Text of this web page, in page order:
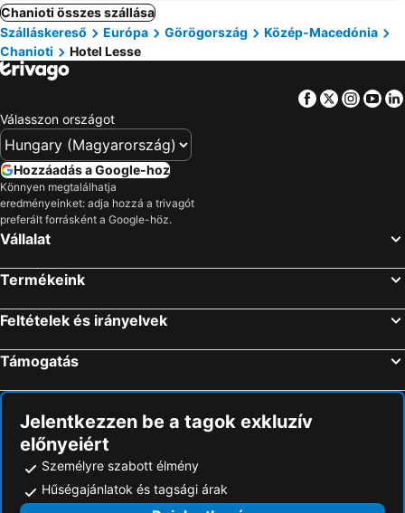
Chanioti összes szállása
Szálláskereső
Európa Görögország
Közép-Macedónia
Chanioti
Hotel Lesse
Facebook
Twitter
Válasszon országot
Hozzáadás a Google-hoz
Könnyen megtalálhatja
eredményeinket: adja hozzá a trivagót
preferált forrásként a Google-höz.
Vállalat
Termékeink
Feltételek és irányelvek
Támogatás
Jelentkezzen be a tagok exkluzív
előnyeiért
Személyre szabott élmény
Hűségajánlatok és tagsági árak